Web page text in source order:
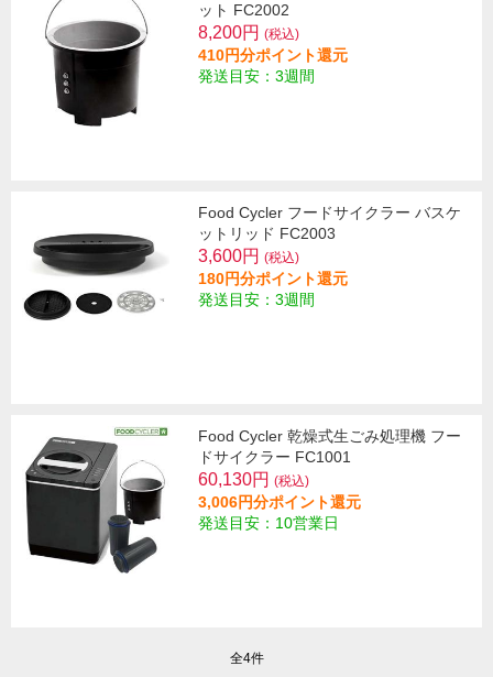
ット FC2002
8,200円 (税込)
410円分ポイント還元
発送目安：3週間
Food Cycler フードサイクラー バスケ
ットリッド FC2003
3,600円 (税込)
180円分ポイント還元
発送目安：3週間
Food Cycler 乾燥式生ごみ処理機 フー
ドサイクラー FC1001
60,130円 (税込)
3,006円分ポイント還元
発送目安：10営業日
全4件